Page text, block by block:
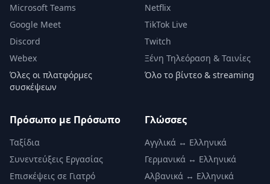
Microsoft Teams
Google Meet
Discord
Webex
Όλες οι πλατφόρμες
συσκέψεων
Netflix
TikTok Live
Twitch
Ξένη Τηλεόραση & Ταινίες
Όλο το βίντεο & streaming
Πρόσωπο με Πρόσωπο
Ταξίδια
Συνεντεύξεις Εργασίας
Επισκέψεις σε Γιατρό
Γλώσσες
Αγγλικά ↔ Ελληνικά
Γερμανικά ↔ Ελληνικά
Αλβανικά ↔ Ελληνικά